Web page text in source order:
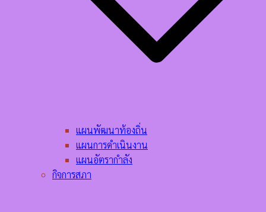
แผนพัฒนาท้องถิ่น
แผนการดำเนินงาน
แผนอัตรากำลัง
กิจการสภา